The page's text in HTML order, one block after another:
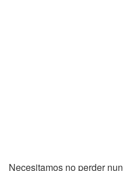
Necesitamos no perder